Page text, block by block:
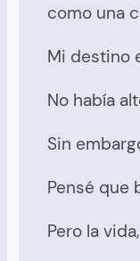
como una
Mi destino
No había
Sin
Pensé que
Pero la